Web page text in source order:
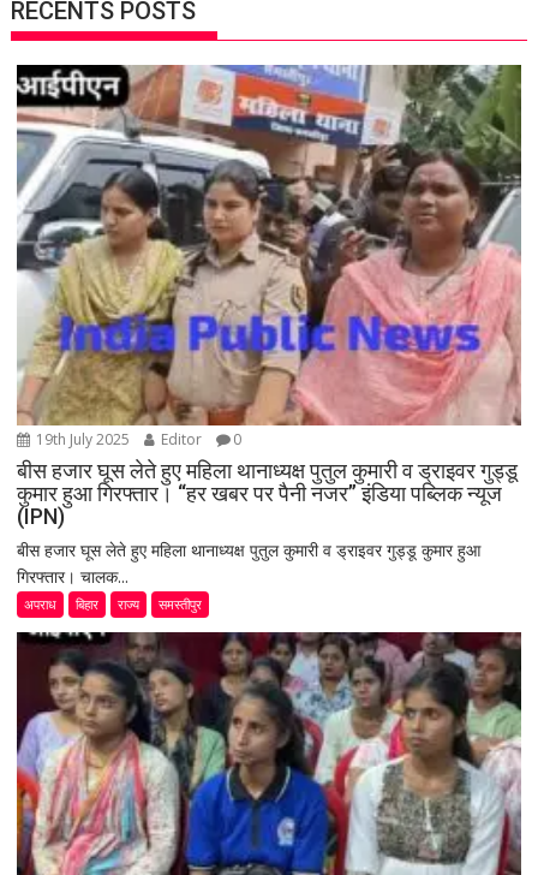
RECENTS POSTS
19th July 2025 Editor 0
बीस हजार घूस लेते हुए महिला थानाध्यक्ष पुतुल कुमारी व ड्राइवर गुड्डू
कुमार हुआ गिरफ्तार। “हर खबर पर पैनी नजर” इंडिया पब्लिक न्यूज
(IPN)
बीस हजार घूस लेते हुए महिला थानाध्यक्ष पुतुल कुमारी व ड्राइवर गुड्डू कुमार हुआ
गिरफ्तार। चालक...
अपराध बिहार राज्य समस्तीपुर